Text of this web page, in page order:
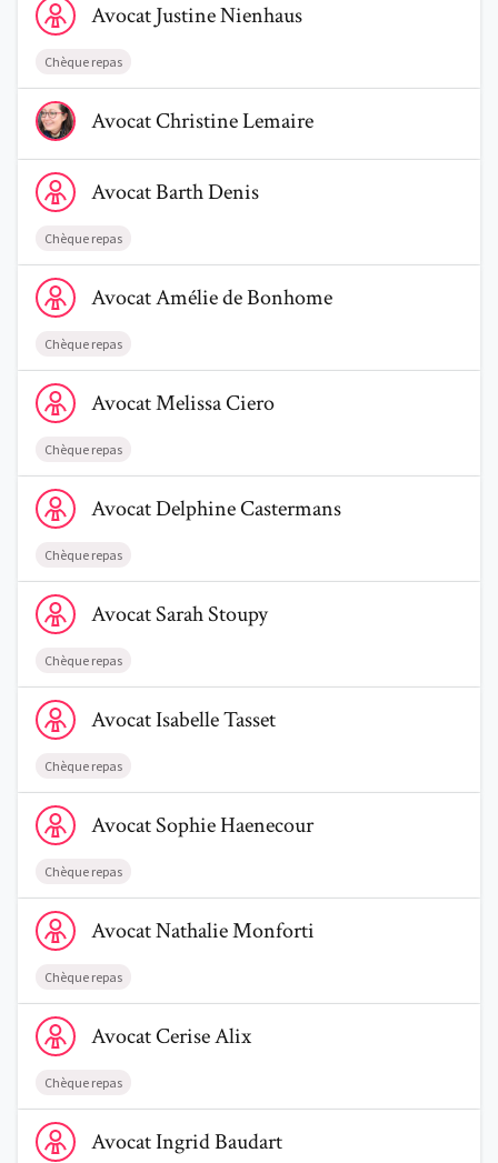
Trouve un avocat
Blog
AvocatJustineNienhaus
Chèque repas
Voir le profil de AvocatChristine Lemaire
AvocatChristineLemaire
Voir le profil de AvocatBarth Denis
AvocatBarthDenis
Chèque repas
Voir le profil de AvocatAmélie de Bonhome
AvocatAméliede Bonhome
Chèque repas
Voir le profil de AvocatMelissa Ciero
AvocatMelissaCiero
Chèque repas
Voir le profil de AvocatDelphine Castermans
AvocatDelphineCastermans
Chèque repas
Voir le profil de AvocatSarah Stoupy
AvocatSarahStoupy
Chèque repas
Voir le profil de AvocatIsabelle Tasset
AvocatIsabelleTasset
Chèque repas
Voir le profil de AvocatSophie Haenecour
AvocatSophieHaenecour
Chèque repas
Voir le profil de AvocatNathalie Monforti
AvocatNathalieMonforti
Chèque repas
Voir le profil de AvocatCerise Alix
AvocatCeriseAlix
Chèque repas
Voir le profil de AvocatIngrid Baudart
AvocatIngridBaudart